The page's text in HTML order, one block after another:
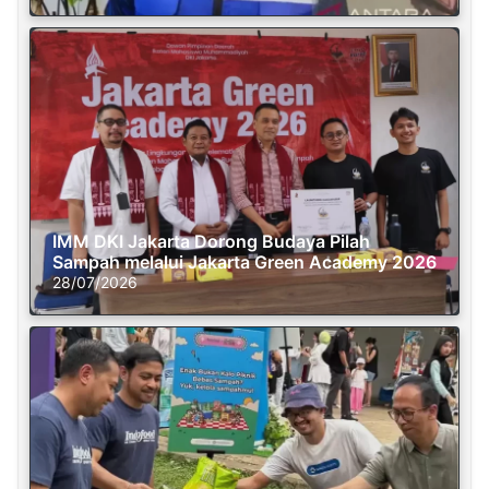
IMM DKI Jakarta Dorong Budaya Pilah
Sampah melalui Jakarta Green Academy 2026
28/07/2026